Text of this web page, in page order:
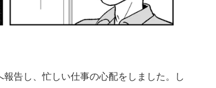
告し、忙しい仕事の心配をしました。し